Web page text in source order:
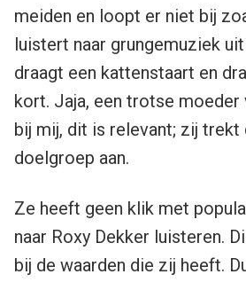
meiden en loopt er niet bij
luistert naar grungemuziek uit
draagt een kattenstaart en
kort. Jaja, een trotse
bij mij, dit is relevant; zij trekt
doelgroep aan.
Ze heeft geen klik met
naar Roxy Dekker luisteren.
bij de waarden die zij heeft.